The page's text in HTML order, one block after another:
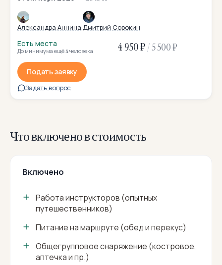
Александра Аннина Дмитрий Сорокин
Есть места
До минимума ещё 4 человека 4 950 ₽/5 500 ₽
Подать заявку
Задать вопрос
Что включено в стоимость
Включено
Работа инструкторов (опытных
путешественников)
Питание на маршруте (обед и перекус)
Общегрупповое снаряжение (костровое,
аптечка и пр.)